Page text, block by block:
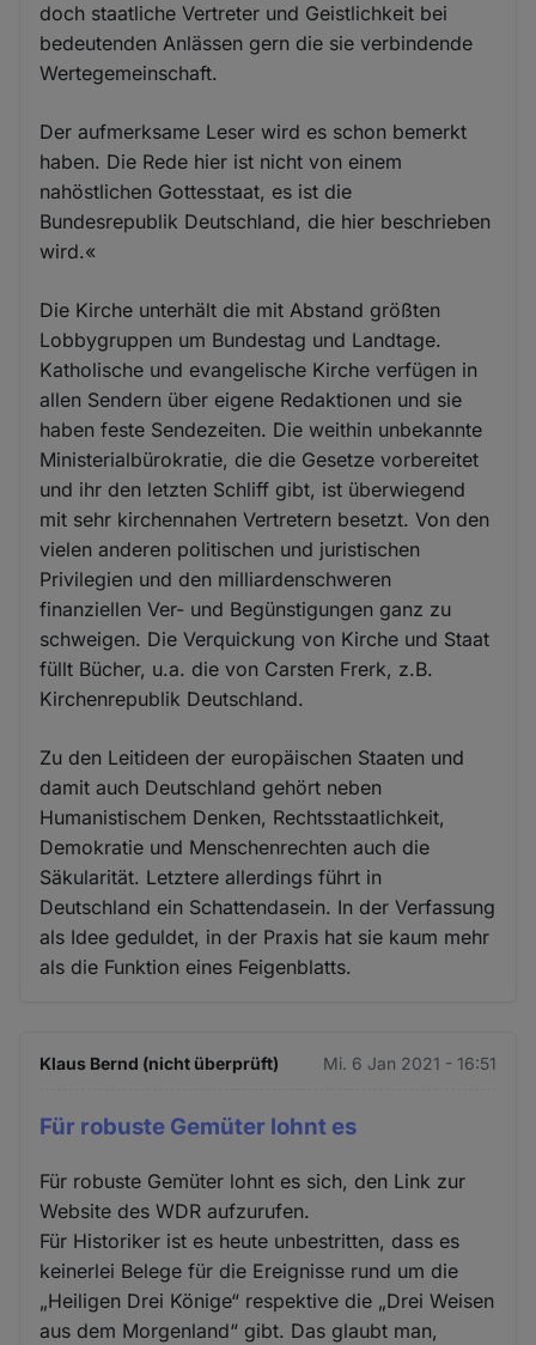
doch staatliche Vertreter und Geistlichkeit bei
bedeutenden Anlässen gern die sie verbindende
Wertegemeinschaft.
Der aufmerksame Leser wird es schon bemerkt
haben. Die Rede hier ist nicht von einem
nahöstlichen Gottesstaat, es ist die
Bundesrepublik Deutschland, die hier beschrieben
wird.«
Die Kirche unterhält die mit Abstand größten
Lobbygruppen um Bundestag und Landtage.
Katholische und evangelische Kirche verfügen in
allen Sendern über eigene Redaktionen und sie
haben feste Sendezeiten. Die weithin unbekannte
Ministerialbürokratie, die die Gesetze vorbereitet
und ihr den letzten Schliff gibt, ist überwiegend
mit sehr kirchennahen Vertretern besetzt. Von den
vielen anderen politischen und juristischen
Privilegien und den milliardenschweren
finanziellen Ver- und Begünstigungen ganz zu
schweigen. Die Verquickung von Kirche und Staat
füllt Bücher, u.a. die von Carsten Frerk, z.B.
Kirchenrepublik Deutschland.
Zu den Leitideen der europäischen Staaten und
damit auch Deutschland gehört neben
Humanistischem Denken, Rechtsstaatlichkeit,
Demokratie und Menschenrechten auch die
Säkularität. Letztere allerdings führt in
Deutschland ein Schattendasein. In der Verfassung
als Idee geduldet, in der Praxis hat sie kaum mehr
als die Funktion eines Feigenblatts.
Klaus Bernd (nicht überprüft) Mi. 6 Jan 2021 - 16:51
Für robuste Gemüter lohnt es
Für robuste Gemüter lohnt es sich, den Link zur
Website des WDR aufzurufen.
Für Historiker ist es heute unbestritten, dass es
keinerlei Belege für die Ereignisse rund um die
„Heiligen Drei Könige“ respektive die „Drei Weisen
aus dem Morgenland“ gibt. Das glaubt man,